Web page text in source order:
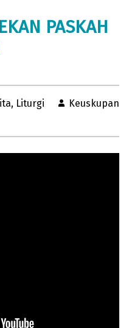
PASKAH
, Liturgi
Keuskupan